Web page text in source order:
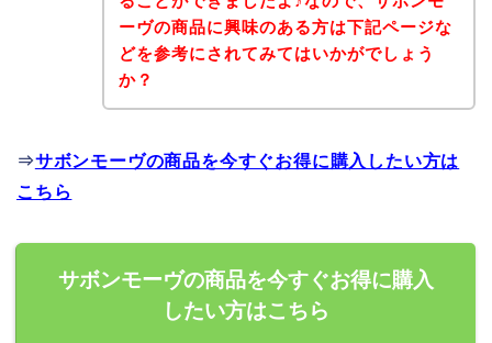
ーヴの商品に興味のある方は下記ページな
どを参考にされてみてはいかがでしょう
か？
⇒サボンモーヴの商品を今すぐお得に購入したい方は
こちら
サボンモーヴの商品を今すぐお得に購入
したい方はこちら